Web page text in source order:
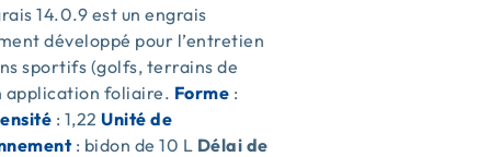
14.0.9 est un engrais
développé pour l’entretien
sportifs (golfs, terrains de
application foliaire. Forme :
: 1,22Unité de
: bidon de 10 L Délai de